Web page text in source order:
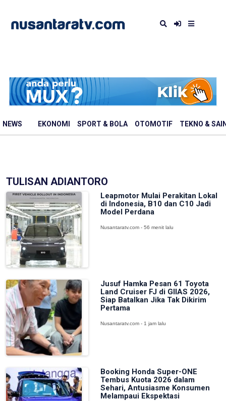
NEWS EKONOMI SPORT & BOLA OTOMOTIF TEKNO &
TULISAN ADIANTORO
Leapmotor Mulai Perakitan Lokal
di Indonesia, B10 dan C10 Jadi
Model Perdana
Nusantaratv.com - 56 menit lalu
Jusuf Hamka Pesan 61 Toyota
Land Cruiser FJ di GIIAS 2026,
Siap Batalkan Jika Tak Dikirim
Pertama
Nusantaratv.com - 1 jam lalu
Booking Honda Super-ONE
Tembus Kuota 2026 dalam
Sehari, Antusiasme Konsumen
Melampaui Ekspektasi